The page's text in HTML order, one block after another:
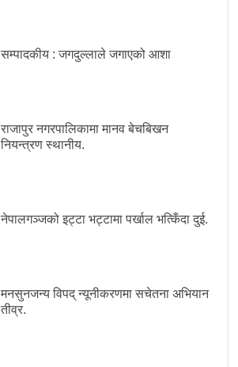
सम्पादकीय : जगदुल्लाले जगाएको आशा
राजापुर नगरपालिकामा मानव बेचबिखन
नियन्त्रण स्थानीय.
नेपालगञ्जको इट्टा भट्टामा पर्खाल भत्किँदा दुई.
मनसुनजन्य विपद् न्यूनीकरणमा सचेतना अभियान
तीव्र.